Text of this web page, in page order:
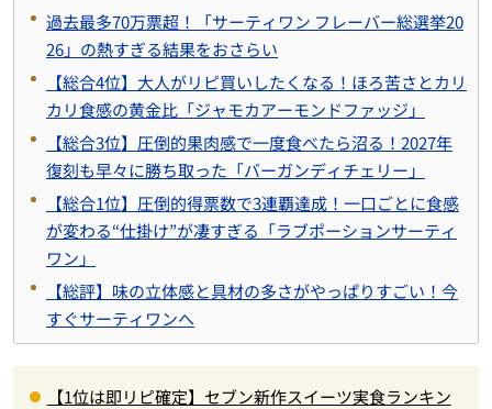
過去最多70万票超！「サーティワン フレーバー総選挙20
26」の熱すぎる結果をおさらい
【総合4位】大人がリピ買いしたくなる！ほろ苦さとカリ
カリ食感の黄金比「ジャモカアーモンドファッジ」
【総合3位】圧倒的果肉感で一度食べたら沼る！2027年
復刻も早々に勝ち取った「バーガンディチェリー」
【総合1位】圧倒的得票数で3連覇達成！一口ごとに食感
が変わる“仕掛け”が凄すぎる「ラブポーションサーティ
ワン」
【総評】味の立体感と具材の多さがやっぱりすごい！今
すぐサーティワンへ
【1位は即リピ確定】セブン新作スイーツ実食ランキン